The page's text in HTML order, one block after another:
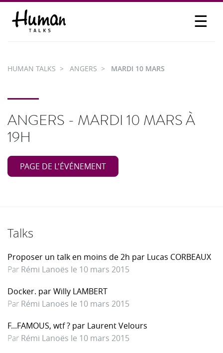
☰
PARTICIPER
HUMAN TALKS ANGERS MARDI 10 MARS
ANGERS - MARDI 10 MARS À
19H
PAGE DE L'ÉVÉNEMENT
Talks
Proposer un talk en moins de 2h par Lucas CORBEAUX
Par Rémi Lanoës le 10 mars 2015
Docker. par Willy LAMBERT
Par Rémi Lanoës le 10 mars 2015
F...FAMOUS, wtf ? par Laurent Velours
Par Rémi Lanoës le 10 mars 2015